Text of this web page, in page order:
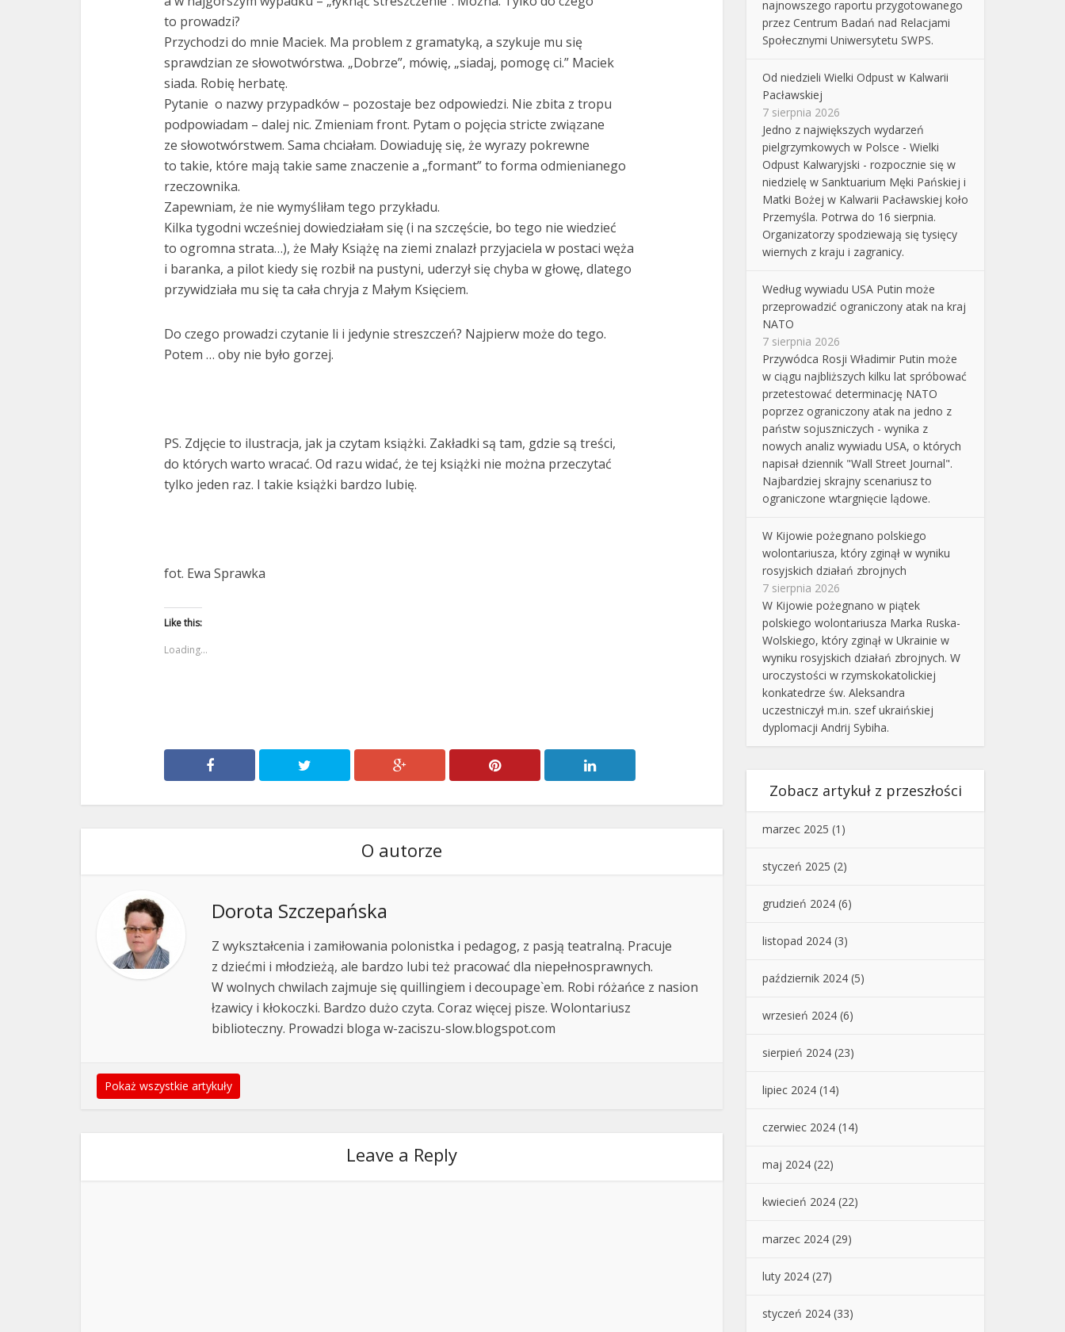
to prowadzi?
Przychodzi do mnie Maciek. Ma problem z gramatyką, a szykuje mu się
sprawdzian ze słowotwórstwa. „Dobrze”, mówię, „siadaj, pomogę ci.” Maciek
siada. Robię herbatę.
Pytanie o nazwy przypadków – pozostaje bez odpowiedzi. Nie zbita z tropu
podpowiadam – dalej nic. Zmieniam front. Pytam o pojęcia stricte związane
ze słowotwórstwem. Sama chciałam. Dowiaduję się, że wyrazy pokrewne
to takie, które mają takie same znaczenie a „formant” to forma odmienianego
rzeczownika.
Zapewniam, że nie wymyśliłam tego przykładu.
Kilka tygodni wcześniej dowiedziałam się (i na szczęście, bo tego nie wiedzieć
to ogromna strata…), że Mały Książę na ziemi znalazł przyjaciela w postaci węża
i baranka, a pilot kiedy się rozbił na pustyni, uderzył się chyba w głowę, dlatego
przywidziała mu się ta cała chryja z Małym Księciem.
Do czego prowadzi czytanie li i jedynie streszczeń? Najpierw może do tego.
Potem … oby nie było gorzej.
PS. Zdjęcie to ilustracja, jak ja czytam książki. Zakładki są tam, gdzie są treści,
do których warto wracać. Od razu widać, że tej książki nie można przeczytać
tylko jeden raz. I takie książki bardzo lubię.
fot. Ewa Sprawka
Like this:
Loading...
O autorze
Dorota Szczepańska
Z wykształcenia i zamiłowania polonistka i pedagog, z pasją teatralną. Pracuje
z dziećmi i młodzieżą, ale bardzo lubi też pracować dla niepełnosprawnych.
W wolnych chwilach zajmuje się quillingiem i decoupage`em. Robi różańce z nasion
łzawicy i kłokoczki. Bardzo dużo czyta. Coraz więcej pisze. Wolontariusz
biblioteczny. Prowadzi bloga w-zaciszu-slow.blogspot.com
Pokaż wszystkie artykuły
Leave a Reply
najnowszego raportu przygotowanego
przez Centrum Badań nad Relacjami
Społecznymi Uniwersytetu SWPS.
Od niedzieli Wielki Odpust w Kalwarii
Pacławskiej
7 sierpnia 2026
Jedno z największych wydarzeń
pielgrzymkowych w Polsce - Wielki
Odpust Kalwaryjski - rozpocznie się w
niedzielę w Sanktuarium Męki Pańskiej i
Matki Bożej w Kalwarii Pacławskiej koło
Przemyśla. Potrwa do 16 sierpnia.
Organizatorzy spodziewają się tysięcy
wiernych z kraju i zagranicy.
Według wywiadu USA Putin może
przeprowadzić ograniczony atak na kraj
NATO
7 sierpnia 2026
Przywódca Rosji Władimir Putin może
w ciągu najbliższych kilku lat spróbować
przetestować determinację NATO
poprzez ograniczony atak na jedno z
państw sojuszniczych - wynika z
nowych analiz wywiadu USA, o których
napisał dziennik "Wall Street Journal".
Najbardziej skrajny scenariusz to
ograniczone wtargnięcie lądowe.
W Kijowie pożegnano polskiego
wolontariusza, który zginął w wyniku
rosyjskich działań zbrojnych
7 sierpnia 2026
W Kijowie pożegnano w piątek
polskiego wolontariusza Marka Ruska-
Wolskiego, który zginął w Ukrainie w
wyniku rosyjskich działań zbrojnych. W
uroczystości w rzymskokatolickiej
konkatedrze św. Aleksandra
uczestniczył m.in. szef ukraińskiej
dyplomacji Andrij Sybiha.
Zobacz artykuł z przeszłości
marzec 2025 (1)
styczeń 2025 (2)
grudzień 2024 (6)
listopad 2024 (3)
październik 2024 (5)
wrzesień 2024 (6)
sierpień 2024 (23)
lipiec 2024 (14)
czerwiec 2024 (14)
maj 2024 (22)
kwiecień 2024 (22)
marzec 2024 (29)
luty 2024 (27)
styczeń 2024 (33)